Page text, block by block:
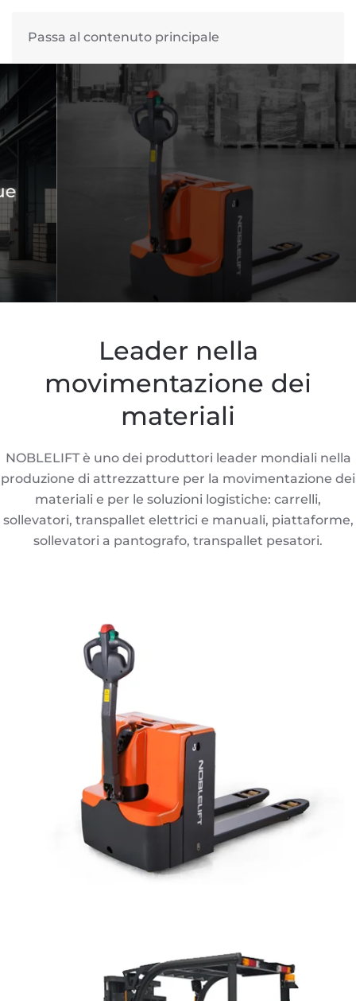
Passa al contenuto principale
TRANSPALLET
Tanti modelli per ogni esigenza
SCOPRI DI PIÙ
Leader nella
movimentazione dei
materiali
NOBLELIFT è uno dei produttori leader mondiali nella
produzione di attrezzatture per la movimentazione dei
materiali e per le soluzioni logistiche: carrelli,
sollevatori, transpallet elettrici e manuali, piattaforme,
sollevatori a pantografo, transpallet pesatori.
GUARDA LA GAMMA